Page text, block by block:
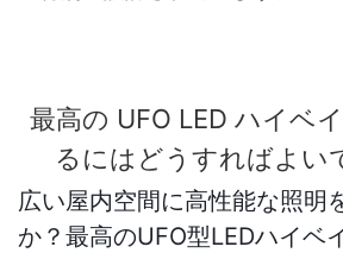
最高の UFO LED ハイベ
るにはどうすればよい
広い屋内空間に高性能な照明
か？最高のUFO型LEDハイベ